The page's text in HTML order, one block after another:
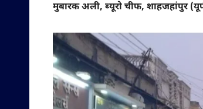
मुबारक अली, ब्यूरो चीफ, शाहजहांपुर